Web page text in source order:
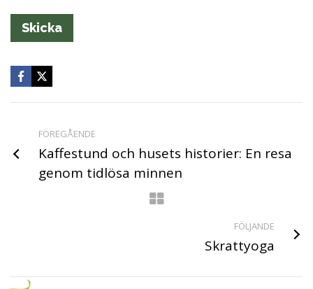
FÖREGÅENDE
Kaffestund och husets historier: En resa
genom tidlösa minnen
FÖLJANDE
Skrattyoga